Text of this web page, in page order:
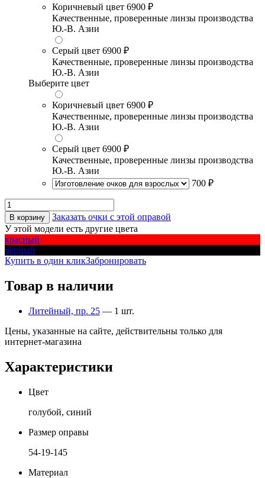
Коричневый цвет 6900 ₽
Качественные, проверенные линзы производства
Ю.-В. Азии
Серый цвет 6900 ₽
Качественные, проверенные линзы производства
Ю.-В. Азии
Выберите цвет
Коричневый цвет 6900 ₽
Качественные, проверенные линзы производства
Ю.-В. Азии
Серый цвет 6900 ₽
Качественные, проверенные линзы производства
Ю.-В. Азии
700 ₽
В корзину
Заказать очки с этой оправой
У этой модели есть другие цвета
красный
черный
Купить в один кликЗабронировать
Товар в наличии
Литейный, пр. 25 — 1 шт.
Цены, указанные на сайте, действительны только для
интернет-магазина
Характеристики
Цвет
голубой, синий
Размер оправы
54-19-145
Материал